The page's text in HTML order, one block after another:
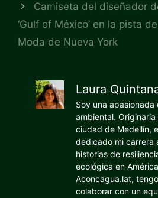
Camiseta del diseñador
‘Gulf of México’ en la pista
Moda de Nueva York
Laura
Soy una apasionada
ambiental.
ciudad de Medellín,
dedicado mi carrera
historias de
ecológica en
Aconcagua.lat,
colaborar con un